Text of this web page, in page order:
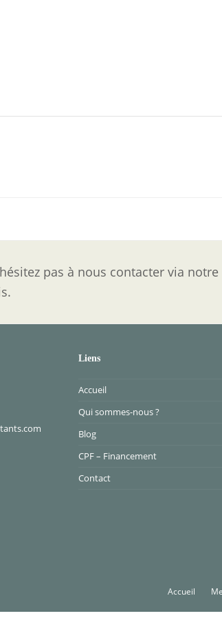
pas à nous contacter via notre
Liens
Accueil
Qui sommes-nous ?
Blog
CPF – Financement
Contact
Accueil